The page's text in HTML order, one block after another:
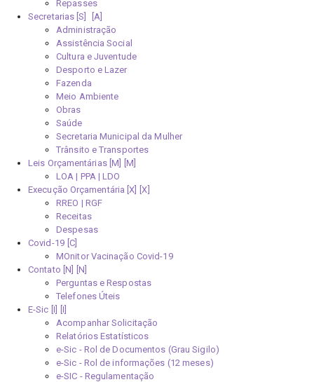
Repasses
Secretarias [S]
Administração
Assistência Social
Cultura e Juventude
Desporto e Lazer
Fazenda
Meio Ambiente
Obras
Saúde
Secretaria Municipal da Mulher
Trânsito e Transportes
Leis Orçamentárias [M]
LOA | PPA | LDO
Execução Orçamentária [X]
RREO | RGF
Receitas
Despesas
Covid-19
MOnitor Vacinação Covid-19
Contato [N]
Perguntas e Respostas
Telefones Úteis
E-Sic [I]
Acompanhar Solicitação
Relatórios Estatísticos
e-Sic - Rol de Documentos (Grau Sigilo)
e-Sic - Rol de informações (12 meses)
e-SIC - Regulamentação